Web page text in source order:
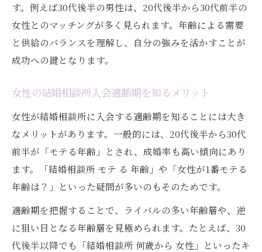
す。例えば30代後半の男性は、20代後半から30代前半の
女性とのマッチングが多く見られます。年齢による需要
と供給のバランスを理解し、自分の強みを活かすことが
成功への鍵となります。
女性の結婚相談所入会適齢期を知るメリット
女性が結婚相談所に入会する適齢期を知ることには大き
なメリットがあります。一般的には、20代後半から30代
前半が「モテる年齢」とされ、成婚率も高い傾向にあり
ます。「結婚相談所 モテ る 年齢」や「女性が1番モテる
年齢は？」といった疑問が多いのもそのためです。
適齢期を把握することで、ライバルの多い年齢層や、逆
に狙い目となる年齢層を見極められます。たとえば、30
代後半以降でも「結婚相談所 何歳から 女性」といったキ